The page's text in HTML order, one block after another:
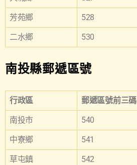
芳苑鄉 528
二水鄉 530
南投縣郵遞區號
行政區 郵遞區號前三碼
南投市 540
中寮鄉 541
草屯鎮 542